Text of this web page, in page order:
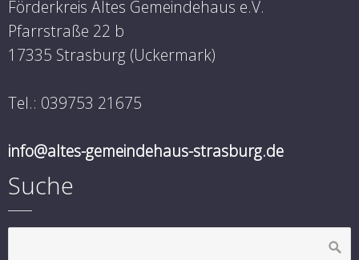
Förderkreis Altes Gemeindehaus e.V.
Pfarrstraße 22 b
17335 Strasburg (Uckermark)
Tel.: 039753 21675
info@altes-gemeindehaus-strasburg.de
Suche